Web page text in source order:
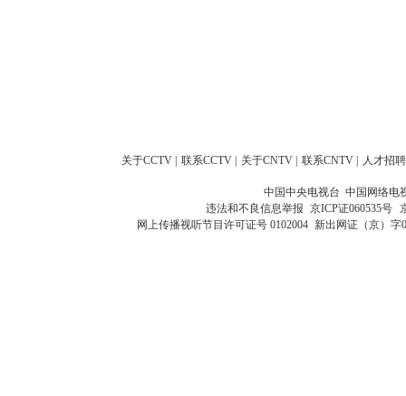
关于CCTV 联系CCTV 关于CNTV 联系CNTV 人才招聘
中国中央电视台 中国网络电
违法和不良信息举报 京ICP证060535号
网上传播视听节目许可证号 0102004 新出网证（京）